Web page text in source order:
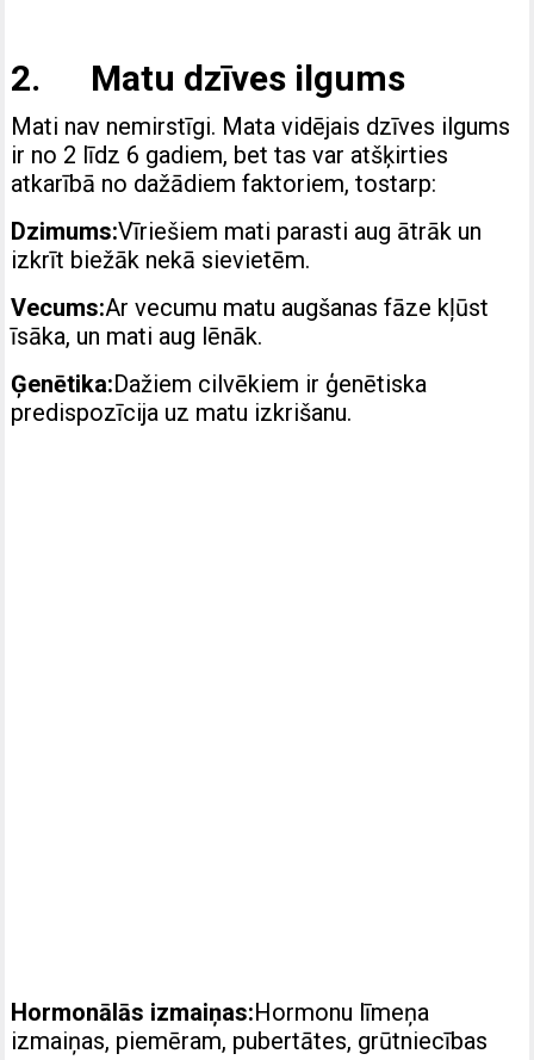
2. Matu dzīves ilgums
Mati nav nemirstīgi. Mata vidējais dzīves ilgums
ir no 2 līdz 6 gadiem, bet tas var atšķirties
atkarībā no dažādiem faktoriem, tostarp:
Dzimums:Vīriešiem mati parasti aug ātrāk un
izkrīt biežāk nekā sievietēm.
Vecums:Ar vecumu matu augšanas fāze kļūst
īsāka, un mati aug lēnāk.
Ģenētika:Dažiem cilvēkiem ir ģenētiska
predispozīcija uz matu izkrišanu.
Hormonālās izmaiņas:Hormonu līmeņa
izmaiņas, piemēram, pubertātes, grūtniecības